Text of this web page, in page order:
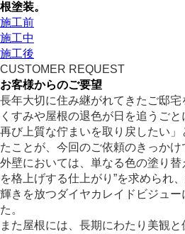
根塗装。
施工前
施工中
施工後
CUSTOMER REQUEST
お客様からのご要望
長年大切に住み継がれてきたご邸
くすみや屋根の退色が日を追うご
再び上質な佇まいを取り戻したい
たことが、今回のご依頼のきっかけ
外壁においては、単なる色の塗り替
を格上げする仕上がり”を求められ
輝きを放つダイヤカレイドビジュ
た。
また屋根には、長期にわたり美観